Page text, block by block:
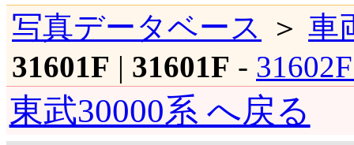
写真データベース ＞ 車
31601F | 31601F -
東武30000系 へ戻る